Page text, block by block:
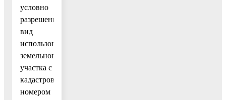
условно
разрешенный
вид
использования
земельного
участка с
кадастровым
номером